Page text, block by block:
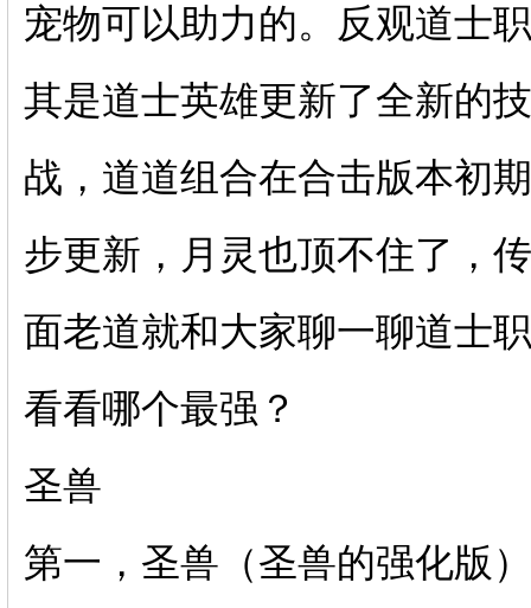
宠物可以助力的。反观道士
其是道士英雄更新了全新的
战，道道组合在合击版本初
步更新，月灵也顶不住了，
面老道就和大家聊一聊道士
看看哪个最强？
圣兽
第一，圣兽（圣兽的强化版）